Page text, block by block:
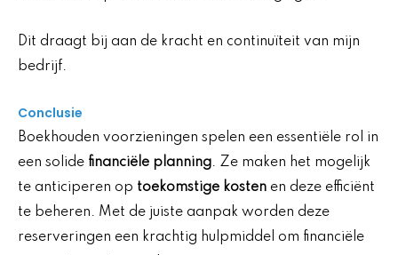
Dit draagt bij aan de kracht en continuïteit van mijn
bedrijf.
Conclusie
Boekhouden voorzieningen spelen een essentiële rol in
een solide financiële planning. Ze maken het mogelijk
te anticiperen op toekomstige kosten en deze efficiënt
te beheren. Met de juiste aanpak worden deze
reserveringen een krachtig hulpmiddel om financiële